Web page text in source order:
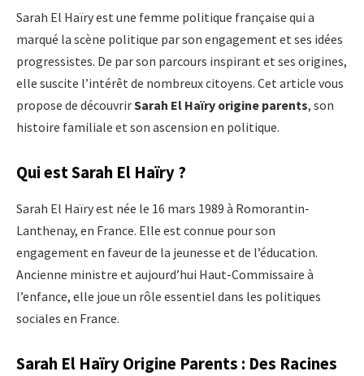
Sarah El Haïry est une femme politique française qui a
marqué la scène politique par son engagement et ses idées
progressistes. De par son parcours inspirant et ses origines,
elle suscite l’intérêt de nombreux citoyens. Cet article vous
propose de découvrirSarah El Haïry origine parents, son
histoire familiale et son ascension en politique.
Qui est Sarah El Haïry ?
Sarah El Haïry est née le 16 mars 1989 à Romorantin-
Lanthenay, en France. Elle est connue pour son
engagement en faveur de la jeunesse et de l’éducation.
Ancienne ministre et aujourd’hui Haut-Commissaire à
l’enfance, elle joue un rôle essentiel dans les politiques
sociales en France.
Sarah El Haïry Origine Parents : Des Racines